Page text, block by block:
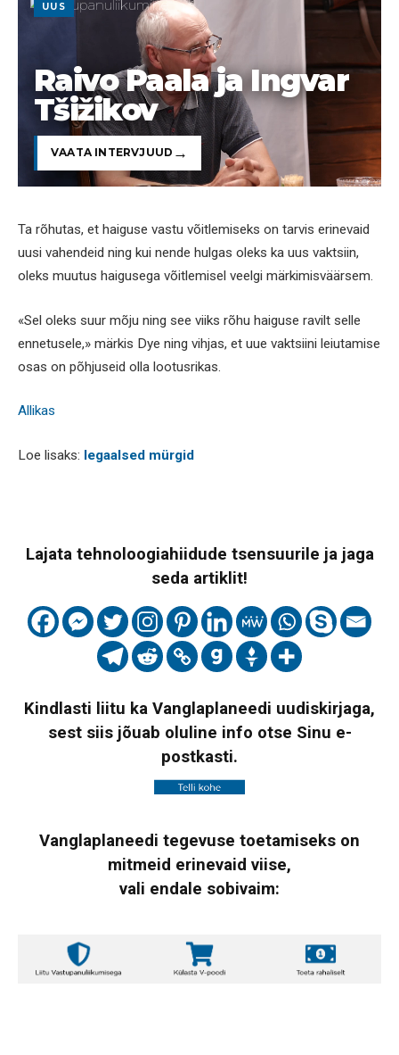
UUS
Raivo Paala ja Ingvar
Tšižikov
VAATA INTERVJUUD
Ta rõhutas, et haiguse vastu võitlemiseks on tarvis erinevaid
uusi vahendeid ning kui nende hulgas oleks ka uus vaktsiin,
oleks muutus haigusega võitlemisel veelgi märkimisväärsem.
«Sel oleks suur mõju ning see viiks rõhu haiguse ravilt selle
ennetusele,» märkis Dye ning vihjas, et uue vaktsiini leiutamise
osas on põhjuseid olla lootusrikas.
Allikas
Loe lisaks: legaalsed mürgid
Lajata tehnoloogiahiidude tsensuurile ja jaga
seda artiklit!
Kindlasti liitu ka Vanglaplaneedi uudiskirjaga,
sest siis jõuab oluline info otse Sinu e-
postkasti.
Vanglaplaneedi tegevuse toetamiseks on
mitmeid erinevaid viise,
vali endale sobivaim: